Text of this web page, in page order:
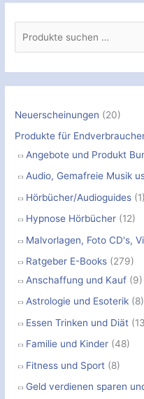
e
a
h
Neuerscheinungen (20)
Produkte für
Angebote und Produkt
Audio, Gemafreie Musik
Hörbücher/Audioguides (1)
Hypnose Hörbücher (12)
Malvorlagen, Foto CD's,
Ratgeber E-Books (279)
Anschaffung und Kauf (9)
Astrologie und Esoterik (8)
Essen Trinken und Diät
Familie und Kinder (48)
Fitness und Sport (8)
Geld verdienen sparen